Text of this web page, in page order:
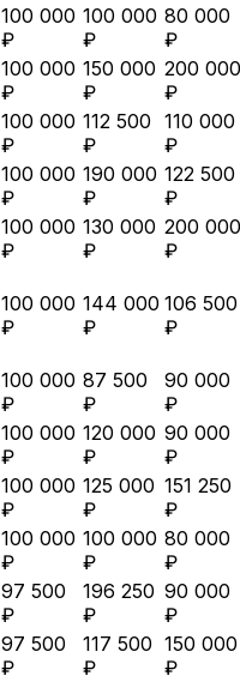
100 000
₽
100 000
₽
80 000
₽
100 000
₽
150 000
₽
200 000
₽
100 000
₽
112 500
₽
110 000
₽
100 000
₽
190 000
₽
122 500
₽
100 000
₽
130 000
₽
200 000
₽
100 000
₽
144 000
₽
106 500
₽
100 000
₽
87 500
₽
90 000
₽
100 000
₽
120 000
₽
90 000
₽
100 000
₽
125 000
₽
151 250
₽
100 000
₽
100 000
₽
80 000
₽
97 500
₽
196 250
₽
90 000
₽
97 500
₽
117 500
₽
150 000
₽